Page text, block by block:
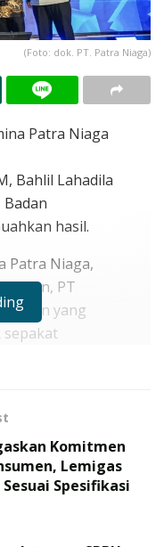
(Foto: dok. PT. Patra Niaga)
Patra Niaga
Bahlil Lahadila
hasil.
Patra Niaga,
PT
yang
sepakat
sudah dilayani
barel (MB)
BP-AKR”, jelas
Komitmen
Lemigas
Spesifikasi